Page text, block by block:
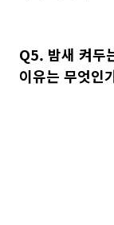
Q5. 밤새 켜두
이유는 무엇인